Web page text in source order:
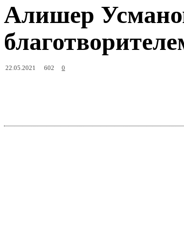
Алишер
22.05.2021 602 0